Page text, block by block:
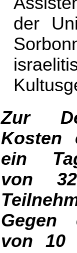
der
Zur
Kosten
ein
von
Gegen
von 10